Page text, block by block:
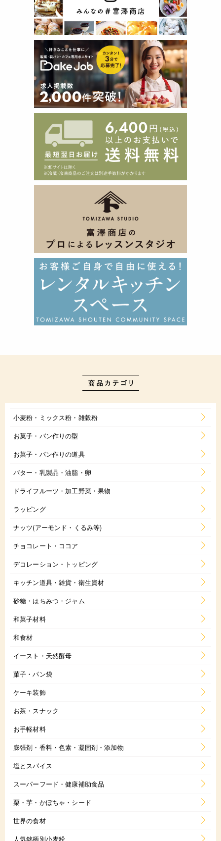
小麦粉・ミックス粉・雑穀粉
お菓子・パン作りの型
お菓子・パン作りの道具
バター・乳製品・油脂・卵
ドライフルーツ・加工野菜・果物
ラッピング
ナッツ(アーモンド・くるみ等)
チョコレート・ココア
デコレーション・トッピング
キッチン道具・雑貨・衛生資材
砂糖・はちみつ・ジャム
和菓子材料
和食材
イースト・天然酵母
菓子・パン袋
ケーキ装飾
お茶・スナック
お手軽材料
膨張剤・香料・色素・凝固剤・添加物
塩とスパイス
スーパーフード・健康補助食品
栗・芋・かぼちゃ・シード
世界の食材
人気銘柄別小麦粉